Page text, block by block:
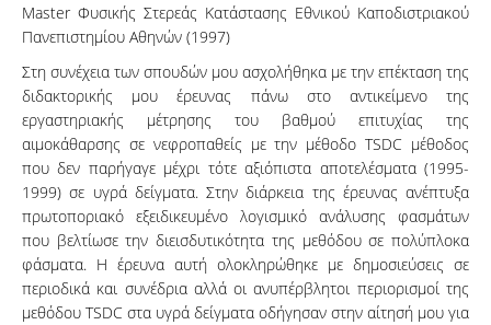
Master Φυσικής Στερεάς Κατάστασης Εθνικού Καποδιστριακού
Πανεπιστημίου Αθηνών (1997)
Στη συνέχεια των σπουδών μου ασχολήθηκα με την επέκταση της
διδακτορικής μου έρευνας πάνω στο αντικείμενο της
εργαστηριακής μέτρησης του βαθμού επιτυχίας της
αιμοκάθαρσης σε νεφροπαθείς με την μέθοδο TSDC μέθοδος
που δεν παρήγαγε μέχρι τότε αξιόπιστα αποτελέσματα (1995-
1999) σε υγρά δείγματα. Στην διάρκεια της έρευνας ανέπτυξα
πρωτοποριακό εξειδικευμένο λογισμικό ανάλυσης φασμάτων
που βελτίωσε την διεισδυτικότητα της μεθόδου σε πολύπλοκα
φάσματα. Η έρευνα αυτή ολοκληρώθηκε με δημοσιεύσεις σε
περιοδικά και συνέδρια αλλά οι ανυπέρβλητοι περιορισμοί της
μεθόδου TSDC στα υγρά δείγματα οδήγησαν στην αίτησή μου για